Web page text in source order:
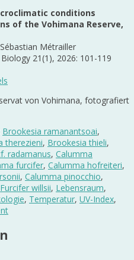
conditions
of the Vohimana Reserve,
Métrailler
21(1), 2026: 101-119
von Vohimana, fotografiert
Brookesia ramanantsoai,
therezieni, Brookesia thieli,
radamanus, Calumma
furcifer, Calumma hofreiteri,
, Calumma pinocchio,
Furcifer willsii, Lebensraum,
, Temperatur, UV-Index,